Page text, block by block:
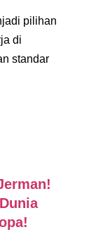
pilihan
di
standar